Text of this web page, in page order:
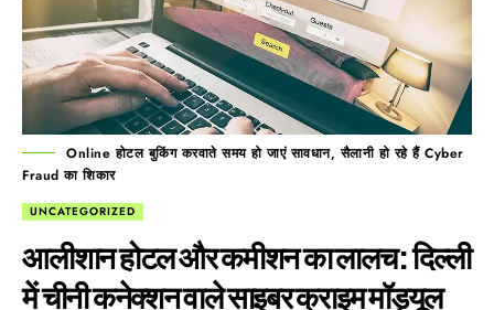
Online होटल बुकिंग करवाते समय हो जाएं सावधान, सैलानी हो रहे हैं Cyber
Fraud का शिकार
UNCATEGORIZED
आलीशान होटल और कमीशन का लालच: दिल्ली
में चीनी कनेक्शन वाले साइबर क्राइम मॉड्यूल